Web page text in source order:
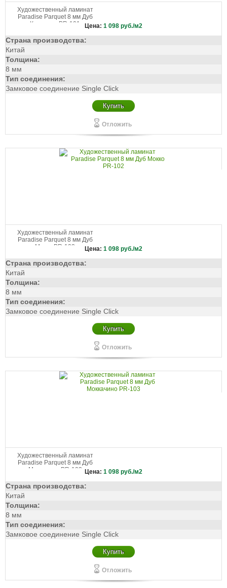
Художественный ламинат
Paradise Parquet 8 мм Дуб
Капучино PR-101
Цена: 1 098 руб./м2
Страна производства:
Китай
Толщина:
8 мм
Тип соединения:
Замковое соединение Single Click
Купить
Отложить
Художественный ламинат
Paradise Parquet 8 мм Дуб
Мокко PR-102
Цена: 1 098 руб./м2
Страна производства:
Китай
Толщина:
8 мм
Тип соединения:
Замковое соединение Single Click
Купить
Отложить
Художественный ламинат
Paradise Parquet 8 мм Дуб
Моккачино PR-103 Цена: 1 098 руб./м2
Страна производства:
Китай
Толщина:
8 мм
Тип соединения:
Замковое соединение Single Click
Купить
Отложить